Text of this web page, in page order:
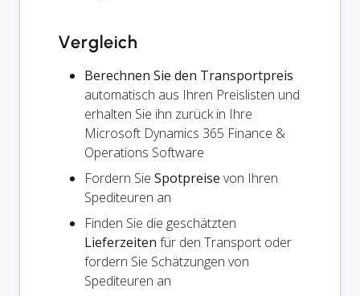
Vergleich
Berechnen Sie den Transportpreis
automatisch aus Ihren Preislisten und
erhalten Sie ihn zurück in Ihre
Microsoft Dynamics 365 Finance &
Operations Software
Fordern Sie Spotpreise von Ihren
Spediteuren an
Finden Sie die geschätzten
Lieferzeiten für den Transport oder
fordern Sie Schätzungen von
Spediteuren an